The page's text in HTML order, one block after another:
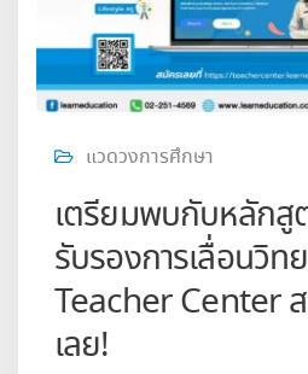
แวดวงการศึกษา
เตรียมพบกับหลักสู
รับรองการเลื่อนวิทย
Teacher Center
เลย!